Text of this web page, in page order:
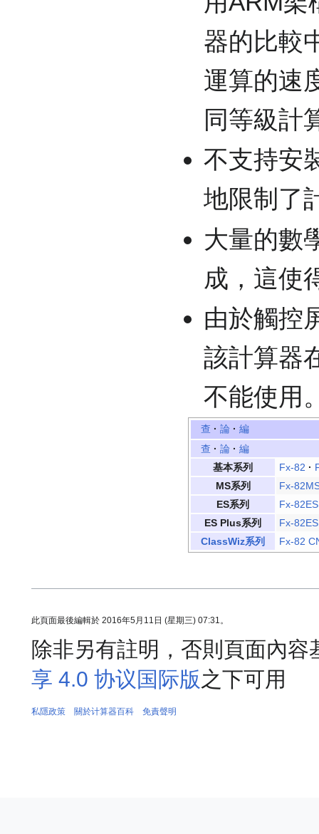
器的比較
運算的速
同等級計
不支持安
地限制了
大量的數
成，這使
由於觸控
該計算器
不能使用
查 · 論 · 編
查 · 論 · 編
基本系列
Fx-82 ·
MS系列
Fx-
ES系列
Fx-82ES
ES Plus系列
Fx-
ClassWiz系列
Fx-82
此頁面最後編輯於 2016年5月11日 (星期三) 07:31。
除非另有註明，否則頁面內容
享 4.0 协议国际版之下可用
私隱政策 關於计算器百科 免責聲明